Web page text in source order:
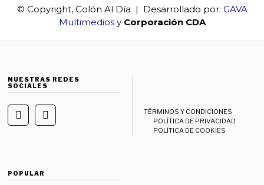
© Copyright, Colón Al Día | Desarrollado por: GAVA
Multimediosy Corporación CDA
NUESTRAS REDES
SOCIALES
TÉRMINOS Y CONDICIONES
POLÍTICA DE PRIVACIDAD
POLÍTICA DE COOKIES
POPULAR